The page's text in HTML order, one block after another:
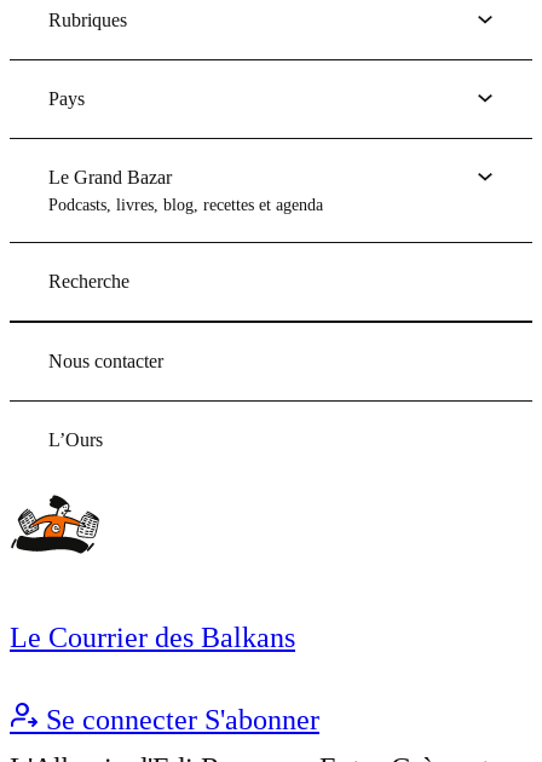
Rubriques
Pays
Le Grand Bazar
Podcasts, livres, blog, recettes et agenda
Recherche
Nous contacter
L’Ours
Le Courrier des Balkans
Se connecter S'abonner